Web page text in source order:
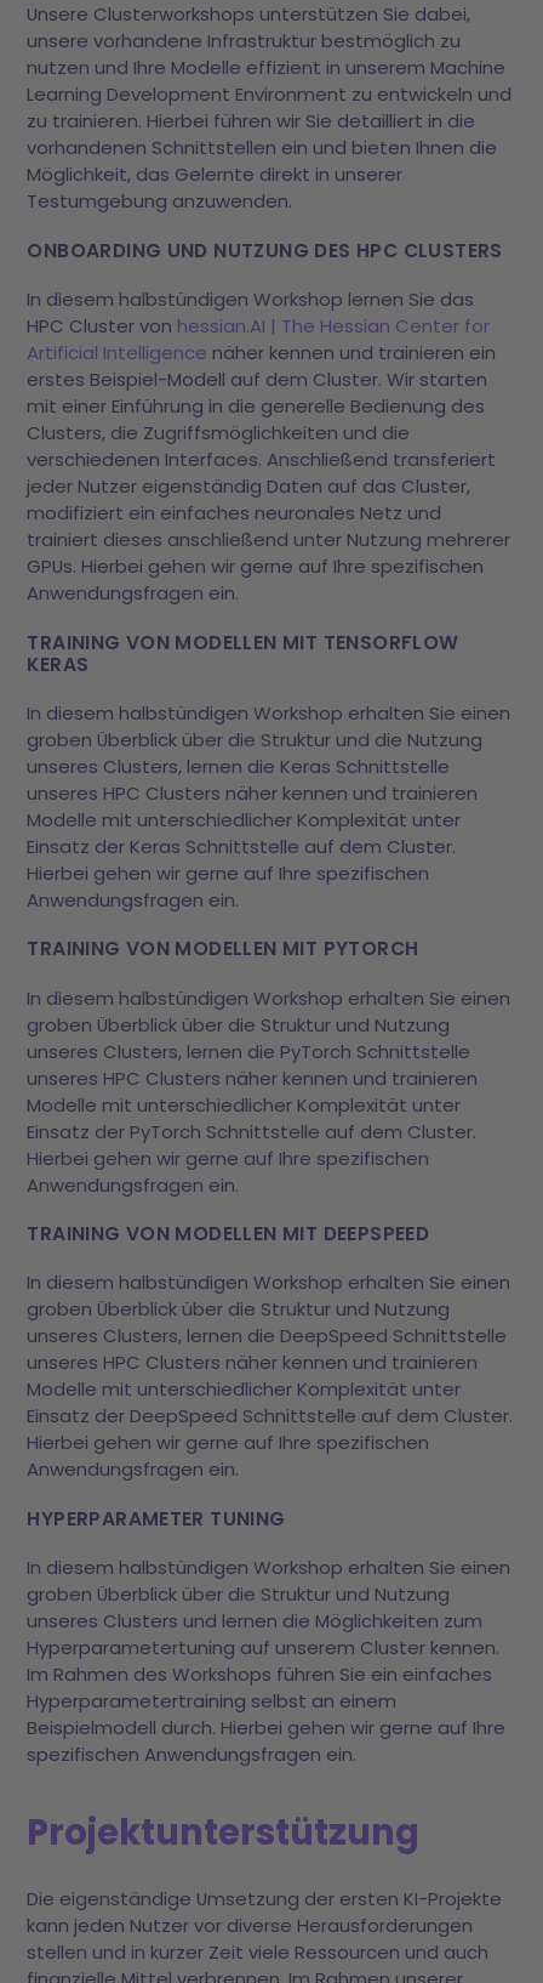
Unsere Clusterworkshops unterstützen Sie dabei,
unsere vorhandene Infrastruktur bestmöglich zu
nutzen und Ihre Modelle effizient in unserem Machine
Learning Development Environment zu entwickeln und
zu trainieren. Hierbei führen wir Sie detailliert in die
vorhandenen Schnittstellen ein und bieten Ihnen die
Möglichkeit, das Gelernte direkt in unserer
Testumgebung anzuwenden.
ONBOARDING UND NUTZUNG DES HPC CLUSTERS
In diesem halbstündigen Workshop lernen Sie das
HPC Cluster von hessian.AI | The Hessian Center for
Artificial Intelligence näher kennen und trainieren ein
erstes Beispiel-Modell auf dem Cluster. Wir starten
mit einer Einführung in die generelle Bedienung des
Clusters, die Zugriffsmöglichkeiten und die
verschiedenen Interfaces. Anschließend transferiert
jeder Nutzer eigenständig Daten auf das Cluster,
modifiziert ein einfaches neuronales Netz und
trainiert dieses anschließend unter Nutzung mehrerer
GPUs. Hierbei gehen wir gerne auf Ihre spezifischen
Anwendungsfragen ein.
TRAINING VON MODELLEN MIT TENSORFLOW
KERAS
In diesem halbstündigen Workshop erhalten Sie einen
groben Überblick über die Struktur und die Nutzung
unseres Clusters, lernen die Keras Schnittstelle
unseres HPC Clusters näher kennen und trainieren
Modelle mit unterschiedlicher Komplexität unter
Einsatz der Keras Schnittstelle auf dem Cluster.
Hierbei gehen wir gerne auf Ihre spezifischen
Anwendungsfragen ein.
TRAINING VON MODELLEN MIT PYTORCH
In diesem halbstündigen Workshop erhalten Sie einen
groben Überblick über die Struktur und Nutzung
unseres Clusters, lernen die PyTorch Schnittstelle
unseres HPC Clusters näher kennen und trainieren
Modelle mit unterschiedlicher Komplexität unter
Einsatz der PyTorch Schnittstelle auf dem Cluster.
Hierbei gehen wir gerne auf Ihre spezifischen
Anwendungsfragen ein.
TRAINING VON MODELLEN MIT DEEPSPEED
In diesem halbstündigen Workshop erhalten Sie einen
groben Überblick über die Struktur und Nutzung
unseres Clusters, lernen die DeepSpeed Schnittstelle
unseres HPC Clusters näher kennen und trainieren
Modelle mit unterschiedlicher Komplexität unter
Einsatz der DeepSpeed Schnittstelle auf dem Cluster.
Hierbei gehen wir gerne auf Ihre spezifischen
Anwendungsfragen ein.
HYPERPARAMETER TUNING
In diesem halbstündigen Workshop erhalten Sie einen
groben Überblick über die Struktur und Nutzung
unseres Clusters und lernen die Möglichkeiten zum
Hyperparametertuning auf unserem Cluster kennen.
Im Rahmen des Workshops führen Sie ein einfaches
Hyperparametertraining selbst an einem
Beispielmodell durch. Hierbei gehen wir gerne auf Ihre
spezifischen Anwendungsfragen ein.
Projektunterstützung
Die eigenständige Umsetzung der ersten KI-Projekte
kann jeden Nutzer vor diverse Herausforderungen
stellen und in kurzer Zeit viele Ressourcen und auch